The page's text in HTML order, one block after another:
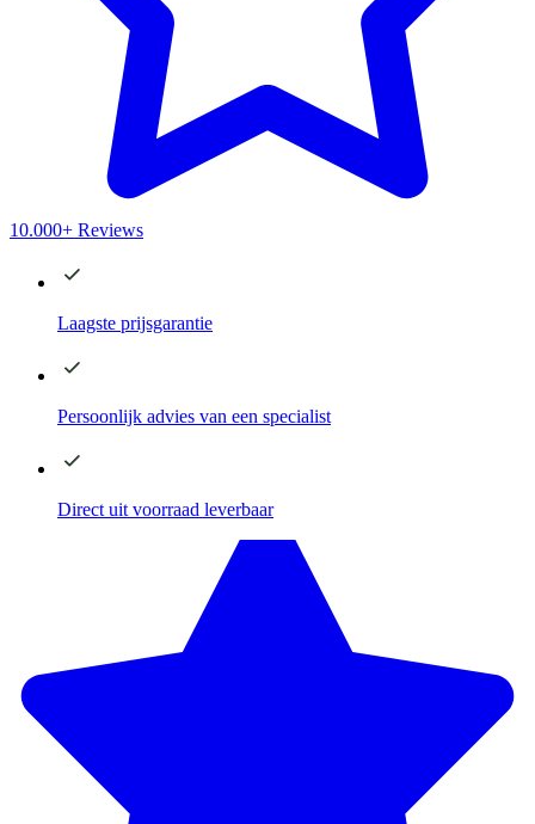
10.000+ Reviews
Laagste prijsgarantie
Persoonlijk advies van een specialist
Direct uit voorraad leverbaar